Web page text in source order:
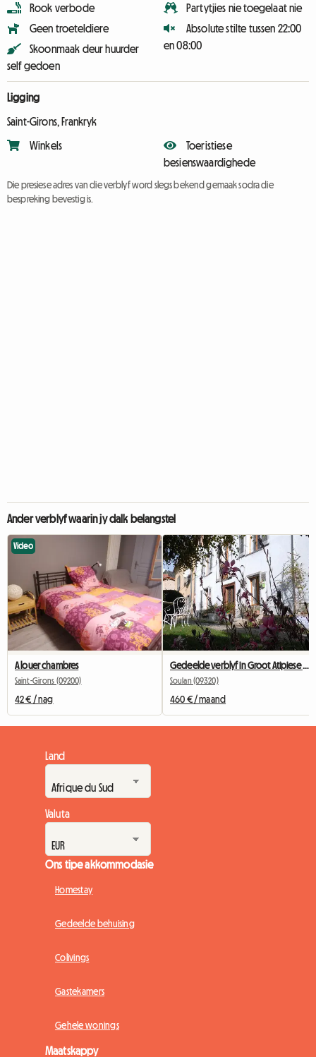
Rook verbode
Geen troeteldiere
Skoonmaak deur huurder
self gedoen
Partytjies nie toegelaat nie
Absolute stilte tussen 22:00
en 08:00
Ligging
Saint-Girons, Frankryk
Winkels
Toeristiese
besienswaardighede
Die presiese adres van die verblyf word slegs bekend gemaak sodra die
bespreking bevestig is.
Ander verblyf waarin jy dalk belangstel
Video
A louer chambres
Saint-Girons (09200)
42 € / nag
Soulan (09320)
460 € / maand
Land
Valuta
Ons tipe akkommodasie
Homestay
Gedeelde behuising
Colivings
Gastekamers
Gehele wonings
Maatskappy